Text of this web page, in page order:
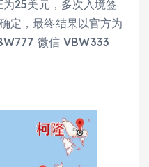
25美元，多次入境签
定，最终结果以官方为
微信 VBW333